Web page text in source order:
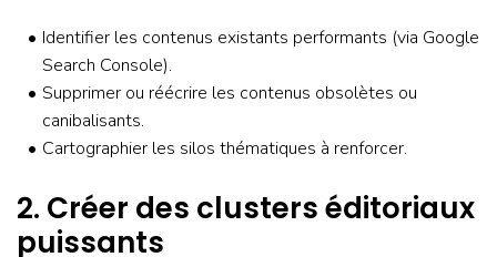
Identifier les contenus existants performants (via Google
Search Console).
Supprimer ou réécrire les contenus obsolètes ou
canibalisants.
Cartographier les silos thématiques à renforcer.
2. Créer des clusters éditoriaux
puissants